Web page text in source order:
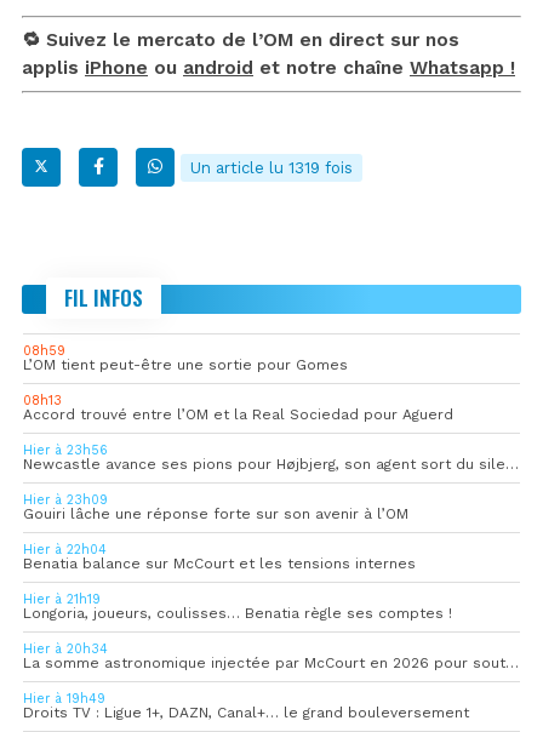
🔁 Suivez le mercato de l’OM en direct sur nos
applis iPhone ou android et notre chaîne Whatsapp !
Un article lu 1319 fois
FIL INFOS
08h59
L’OM tient peut-être une sortie pour Gomes
08h13
Accord trouvé entre l’OM et la Real Sociedad pour Aguerd
Hier à 23h56
Newcastle avance ses pions pour Højbjerg, son agent sort du silence
Hier à 23h09
Gouiri lâche une réponse forte sur son avenir à l’OM
Hier à 22h04
Benatia balance sur McCourt et les tensions internes
Hier à 21h19
Longoria, joueurs, coulisses… Benatia règle ses comptes !
Hier à 20h34
La somme astronomique injectée par McCourt en 2026 pour soutenir l’OM
Hier à 19h49
Droits TV : Ligue 1+, DAZN, Canal+… le grand bouleversement